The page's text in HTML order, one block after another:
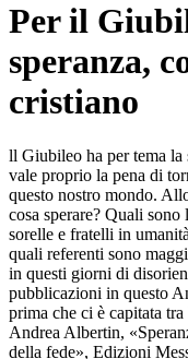
Per il
speranza,
cristiano
ll Giubileo ha per tema
vale proprio la pena di
questo nostro mondo.
cosa sperare? Quali
sorelle e fratelli in
quali referenti sono
in questi giorni di
pubblicazioni in questo
prima che ci è capitata
Andrea Albertin,
della fede», Edizioni